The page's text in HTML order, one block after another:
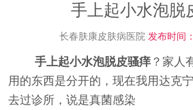
手上起小水泡脱
长春肤康皮肤病医院 发布时间
手上起小水泡脱皮骚痒 ？家人
用的东西是分开的，现在我用达克
去过诊所，说是真菌感染